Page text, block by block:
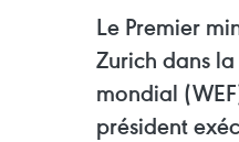
Le Premier
Zurich dans
mondial
président